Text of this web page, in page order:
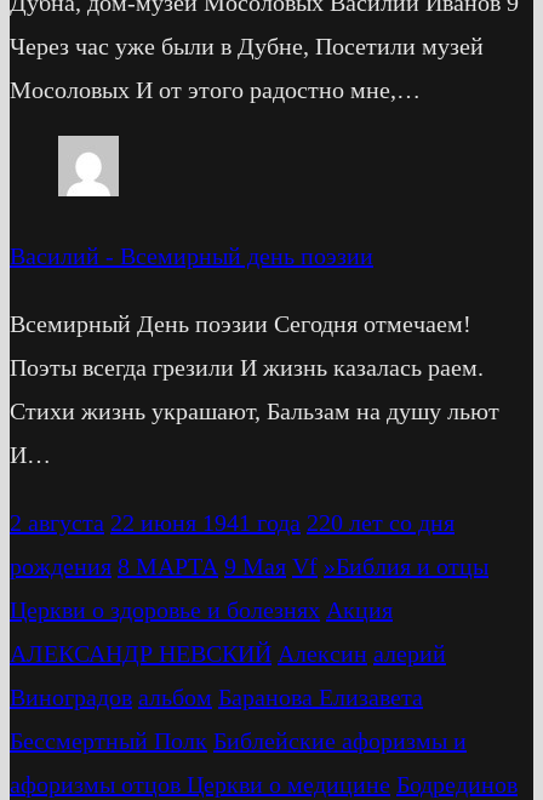
Через час уже были в Дубне, Посетили музей
Мосоловых И от этого радостно мне,…
Василий - Всемирный день поэзии
Всемирный День поэзии Сегодня отмечаем!
Поэты всегда грезили И жизнь казалась раем.
Стихи жизнь украшают, Бальзам на душу льют
И…
2 августа 22 июня 1941 года 220 лет со дня
рождения 8 МАРТА 9 Мая Vf »Библия и отцы
Церкви о здоровье и болезнях Акция
АЛЕКСАНДР НЕВСКИЙ Алексин алерий
Виноградов альбом Баранова Елизавета
Бессмертный Полк Библейские афоризмы и
афоризмы отцов Церкви о медицине Бодрединов